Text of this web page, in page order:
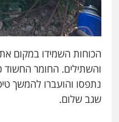
עו"ד זקי
פלילי פשיעה
0559600005
עו"ד מירב
פלילי מעצרים
לענייני אסירים
הכוחות השמידו במקום
והשתילים. החומר החשוד
נתפסו והועברו להמשך
שגב שלום.